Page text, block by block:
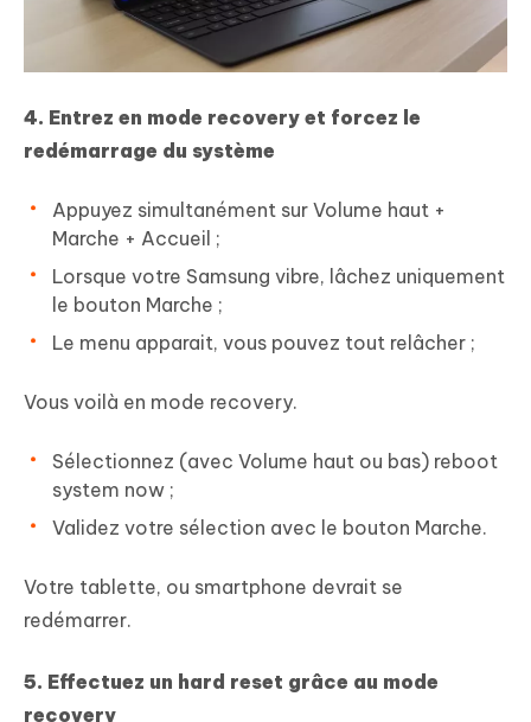
4. Entrez en mode recovery et forcez le
redémarrage du système
Appuyez simultanément sur Volume haut +
Marche + Accueil ;
Lorsque votre Samsung vibre, lâchez uniquement
le bouton Marche ;
Le menu apparait, vous pouvez tout relâcher ;
Vous voilà en mode recovery.
Sélectionnez (avec Volume haut ou bas) reboot
system now ;
Validez votre sélection avec le bouton Marche.
Votre tablette, ou smartphone devrait se
redémarrer.
5. Effectuez un hard reset grâce au mode
recovery